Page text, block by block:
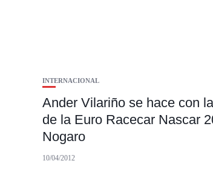
INTERNACIONAL
Ander Vilariño se hace con
de la Euro Racecar Nascar
Nogaro
10/04/2012